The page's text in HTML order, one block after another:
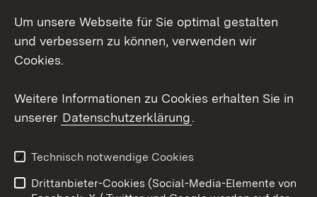
Social Wall
Youtube
Kontakt
Datenschutz
Barrierefreiheit
Impressum Cookies
Um unsere Webseite für Sie optimal gestalten
und verbessern zu können, verwenden wir
Cookies.
Weitere Informationen zu Cookies erhalten Sie in
unserer Datenschutzerklärung.
Technisch notwendige Cookies
Drittanbieter-Cookies (Social-Media-Elemente von